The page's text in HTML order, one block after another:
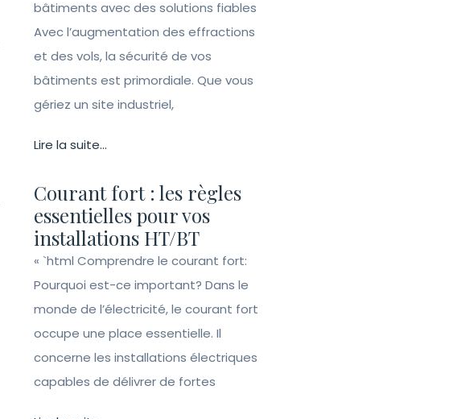
bâtiments avec des solutions fiables
Avec l’augmentation des effractions
et des vols, la sécurité de vos
bâtiments est primordiale. Que vous
gériez un site industriel,
Lire la suite...
Courant fort : les règles
essentielles pour vos
installations HT/BT
« `html Comprendre le courant fort:
Pourquoi est-ce important? Dans le
monde de l’électricité, le courant fort
occupe une place essentielle. Il
concerne les installations électriques
capables de délivrer de fortes